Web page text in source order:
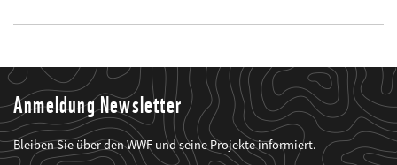
Anmeldung Newsletter
Bleiben Sie über den WWF und seine Projekte informiert.